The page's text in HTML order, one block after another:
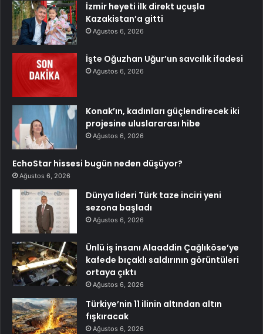
İzmir heyeti ilk direkt uçuşla
Kazakistan’a gitti
Ağustos 6, 2026
İşte Oğuzhan Uğur’un savcılık ifadesi
Ağustos 6, 2026
Konak’ın, kadınları güçlendirecek iki
projesine uluslararası hibe
Ağustos 6, 2026
EchoStar hissesi bugün neden düşüyor?
Ağustos 6, 2026
Dünya lideri Türk taze inciri yeni
sezona başladı
Ağustos 6, 2026
Ünlü iş insanı Alaaddin Çağlıköse’ye
kafede bıçaklı saldırının görüntüleri
ortaya çıktı
Ağustos 6, 2026
Türkiye’nin 11 ilinin altından altın
fışkıracak
Ağustos 6, 2026